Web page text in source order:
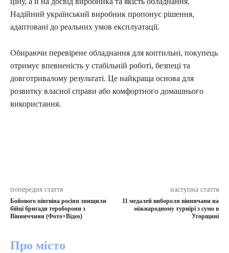
Надійний український виробник пропонує рішення,
адаптовані до реальних умов експлуатації.
Обираючи перевірене обладнання для коптильні, покупець
отримує впевненість у стабільній роботі, безпеці та
довготривалому результаті. Це найкраща основа для
розвитку власної справи або комфортного домашнього
використання.
попередня стаття
Бойового пінгвіна росіян знищили
бійці бригади тероборони з
Вінниччини (Фото+Відео)
наступна стаття
11 медалей вибороли вінничани на
міжнародному турнірі з сумо в
Угорщині
Про місто